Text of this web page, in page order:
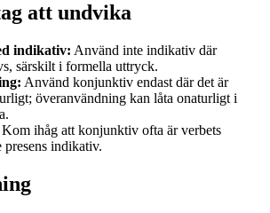
att undvika
indikativ: Använd inte indikativ där
särskilt i formella uttryck.
Använd konjunktiv endast där det är
överanvändning kan låta onaturligt i
Kom ihåg att konjunktiv ofta är verbets
indikativ.